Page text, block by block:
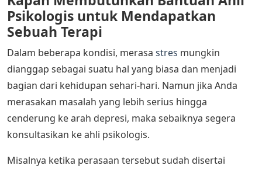
Psikologis untuk Mendapatkan
Sebuah Terapi
Dalam beberapa kondisi, merasa stres mungkin
dianggap sebagai suatu hal yang biasa dan menjadi
bagian dari kehidupan sehari-hari. Namun jika Anda
merasakan masalah yang lebih serius hingga
cenderung ke arah depresi, maka sebaiknya segera
konsultasikan ke ahli psikologis.
Misalnya ketika perasaan tersebut sudah disertai